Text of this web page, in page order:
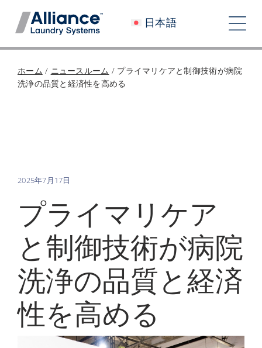
日本語
ト
ョ
ン
私たちと働く
ニュースルーム
投資家
コンタクト
My Alliance
ホーム / ニュースルーム / プライマリケアと制御技術が病院
洗浄の品質と経済性を高める
2025年7月17日
プライマリケア
と制御技術が病院
洗浄の品質と経済
性を高める